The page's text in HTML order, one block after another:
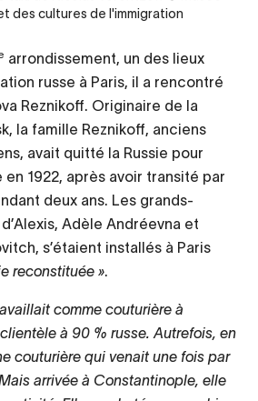
des cultures de l'immigration
arrondissement, un des lieux
russe à Paris, il a rencontré
Reznikoff. Originaire de la
la famille Reznikoff, anciens
avait quitté la Russie pour
1922, après avoir transité par
deux ans. Les grands-
Adèle Andréevna et
s’étaient installés à Paris
reconstituée ».
comme couturière à
à 90 % russe. Autrefois, en
couturière qui venait une fois par
arrivée à Constantinople, elle